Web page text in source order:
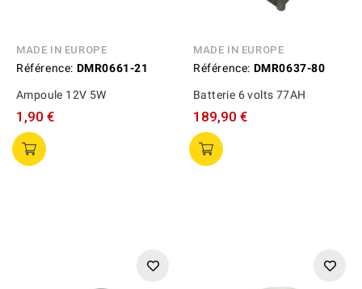
MADE IN EUROPE
Référence: DMR0661-21
Ampoule 12V 5W
1,90 €
MADE IN EUROPE
Référence: DMR0637-80
Batterie 6 volts 77AH
189,90 €